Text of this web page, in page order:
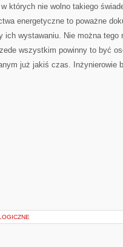
których nie wolno takiego
energetyczne to poważne
ich wystawaniu. Nie można tego
wszystkim powinny to być
już jakiś czas. Inżynierowie